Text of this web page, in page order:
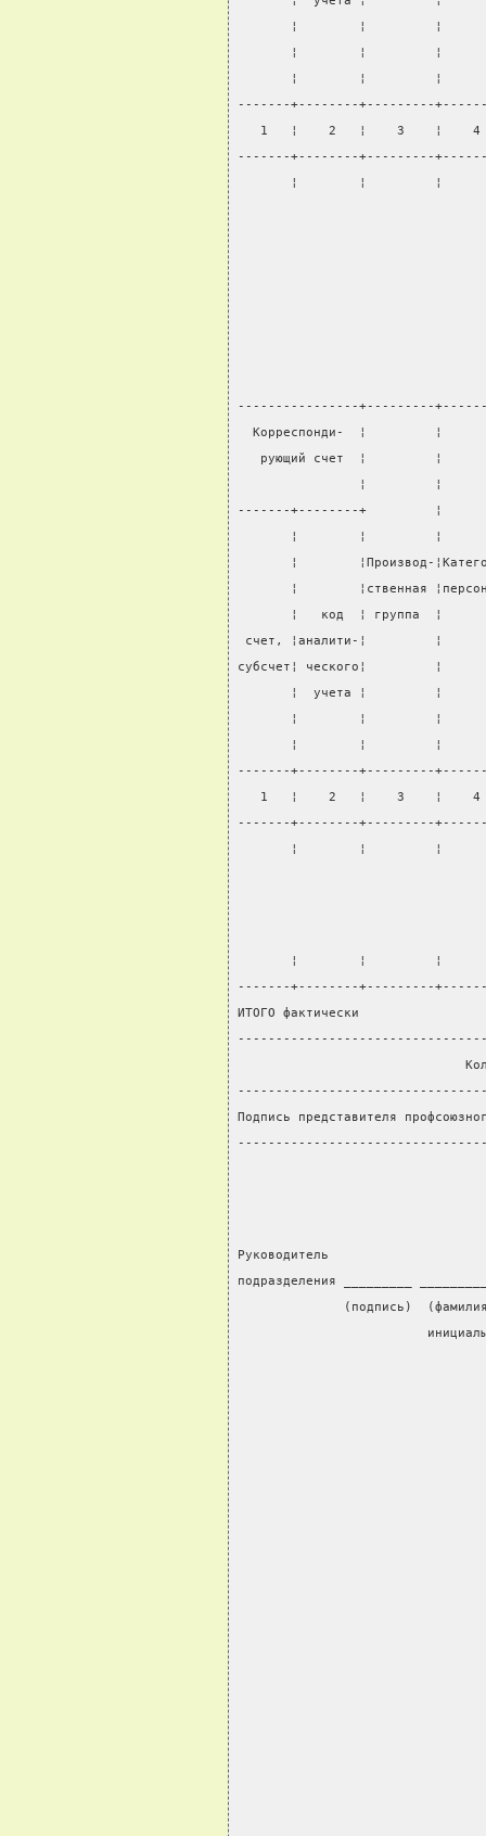
¦        ¦         ¦
¦        ¦         ¦
¦        ¦         ¦
-------+--------+---------
1   ¦    2   ¦    3    ¦
-------+--------+---------
¦        ¦         ¦
----------------+---------
Корреспонди-  ¦         ¦
рующий счет  ¦         ¦
¦         ¦
-------+--------+         ¦
¦        ¦         ¦
¦        ¦Производ-
¦        ¦ственная
¦   код  ¦ группа  ¦
счет, ¦аналити-¦         ¦
субсчет¦ ческого¦
¦  учета ¦         ¦
¦        ¦         ¦
¦        ¦         ¦
-------+--------+---------
1   ¦    2   ¦    3    ¦
-------+--------+---------
¦        ¦         ¦
¦        ¦         ¦
-------+--------+---------
ИТОГО фактически
Подпись представителя
Руководитель
подразделения _________
(подпись)